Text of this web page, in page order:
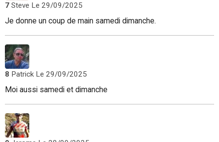
7 Steve Le 29/09/2025
Je donne un coup de main samedi dimanche.
8 Patrick Le 29/09/2025
Moi aussi samedi et dimanche